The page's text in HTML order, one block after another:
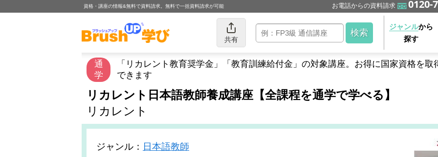
資格・講座の情報&無料で資料請求。無料で一括資料請求が可能 お電話からの資料請求 0120-
共有
ジャンルから
探す
通
学
「リカレント教育奨学金」「教育訓練給付金」の対象講座。お得に国家資格を取
できます
リカレント日本語教師養成講座【全課程を通学で学べる】
リカレント
ジャンル ： 日本語教師